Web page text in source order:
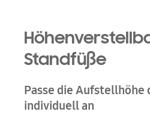
Standfüße
Passe die Aufstellhöhe
individuell an